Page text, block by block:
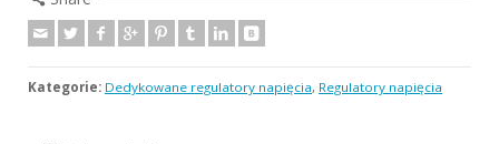
Kategorie: Dedykowane regulatory napięcia, Regulatory napięcia